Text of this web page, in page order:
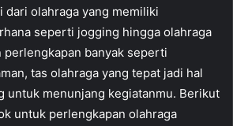
dari olahraga yang memiliki
seperti jogging hingga olahraga
perlengkapan banyak seperti
tas olahraga yang tepat jadi hal
untuk menunjang kegiatanmu. Berikut
untuk perlengkapan olahraga